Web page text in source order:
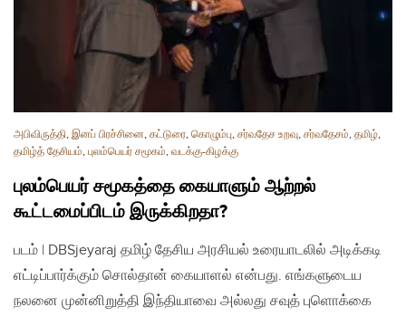
அபிவிருத்தி, இனப் பிரச்சினை, கட்டுரை, கொழும்பு, சர்வதேச உறவு, சர்வதேசம், தமிழ்,
தமிழ்த் தேசியம், புலம்பெயர் சமூகம், வடக்கு-கிழக்கு
புலம்பெயர் சமூகத்தை கையாளும் ஆற்றல்
கூட்டமைப்பிடம் இருக்கிறதா?
படம் | DBSjeyaraj தமிழ் தேசிய அரசியல் உரையாடலில் அடிக்கடி
எட்டிப்பார்க்கும் சொல்தான் கையாளல் என்பது. எங்களுடைய
நலனை முன்னிறுத்தி இந்தியாவை அல்லது சவுத் புளொக்கை